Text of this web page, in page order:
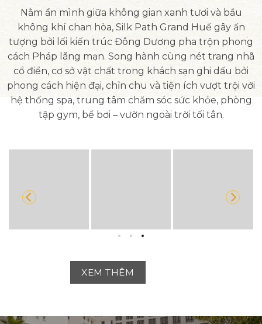
Nằm ẩn mình giữa không gian xanh tươi và bầu
không khí chan hòa, Silk Path Grand Huế gây ấn
tượng bởi lối kiến trúc Đông Dương pha trộn phong
cách Pháp lãng mạn. Song hành cùng nét trang nhã
cổ điển, cơ sở vật chất trong khách sạn ghi dấu bởi
phong cách hiện đại, chỉn chu và tiện ích vượt trội với
hệ thống spa, trung tâm chăm sóc sức khỏe, phòng
tập gym, bể bơi – vườn ngoài trời tối tân.
XEM THÊM